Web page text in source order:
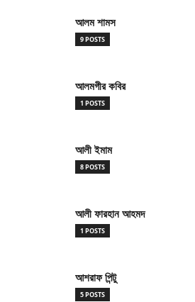
আলম শামস
9 POSTS
আলমগীর কবির
1 POSTS
আলী ইমাম
8 POSTS
আলী ফারহান আহমদ
1 POSTS
আশরাফ পিন্টু
5 POSTS